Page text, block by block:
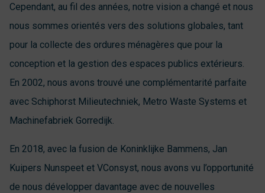
Cependant, au fil des années, notre vision a changé et nous
nous sommes orientés vers des solutions globales, tant
pour la collecte des ordures ménagères que pour la
conception et la gestion des espaces publics extérieurs.
En 2002, nous avons trouvé une complémentarité parfaite
avec Schiphorst Milieutechniek, Metro Waste Systems et
Machinefabriek Gorredijk.
En 2018, avec la fusion de Koninklijke Bammens, Jan
Kuipers Nunspeet et VConsyst, nous avons vu l’opportunité
de nous développer davantage avec de nouvelles